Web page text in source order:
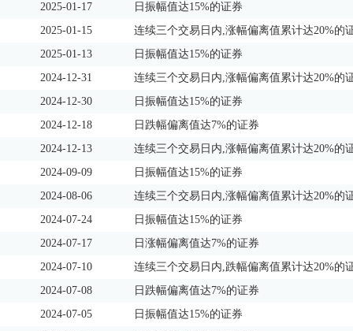
2025-01-17
日振幅值达15%的证券
2025-01-15
连续三个交易日内,涨幅偏离值累计达20%的
2025-01-13
日振幅值达15%的证券
2024-12-31
连续三个交易日内,涨幅偏离值累计达20%的
2024-12-30
日振幅值达15%的证券
2024-12-18
日跌幅偏离值达7%的证券
2024-12-13
连续三个交易日内,涨幅偏离值累计达20%的
2024-09-09
日振幅值达15%的证券
2024-08-06
连续三个交易日内,涨幅偏离值累计达20%的
2024-07-24
日振幅值达15%的证券
2024-07-17
日涨幅偏离值达7%的证券
2024-07-10
连续三个交易日内,跌幅偏离值累计达20%的
2024-07-08
日跌幅偏离值达7%的证券
2024-07-05
日振幅值达15%的证券